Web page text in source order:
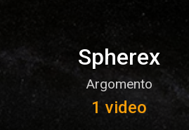
Spherex
Argomento
1 video